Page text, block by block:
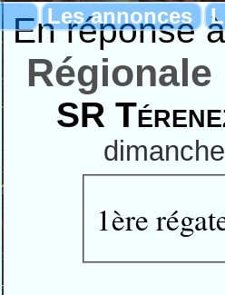
En réponse
SR
1ère
Les annonces